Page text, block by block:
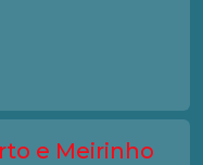
e Meirinho